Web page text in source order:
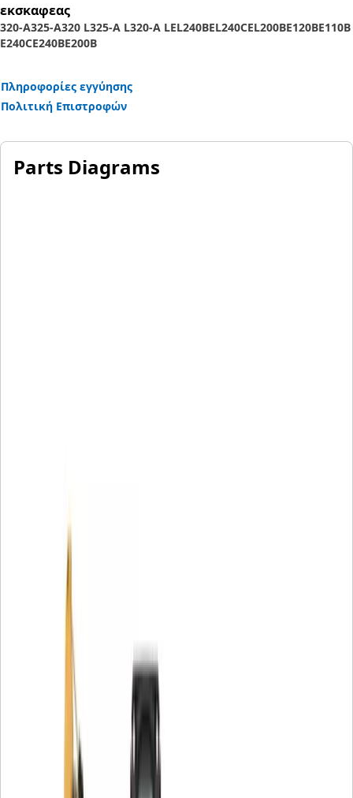
εκσκαφεας
320-A325-A320 L325-A L320-A LEL240BEL240CEL200BE120BE110B
E240CE240BE200B
Πληροφορίες εγγύησης
Πολιτική Επιστροφών
Parts Diagrams